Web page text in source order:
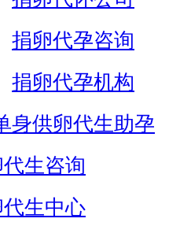
捐卵代孕咨询
捐卵代孕机构
身供卵代生助孕
生咨询
生中心